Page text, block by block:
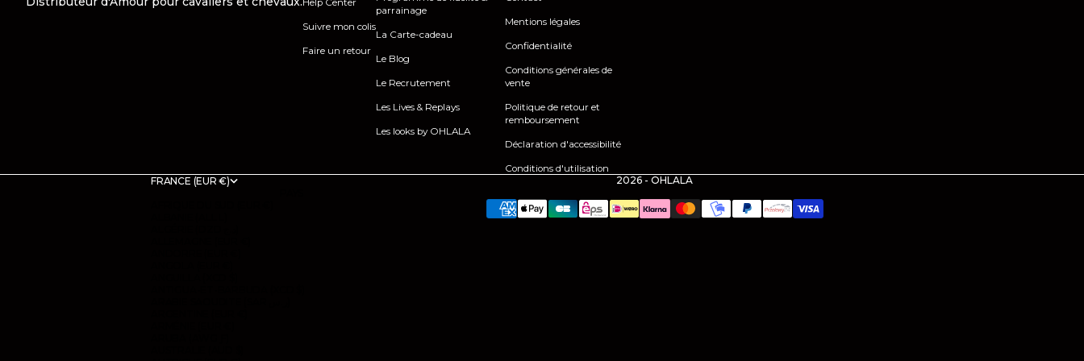
Help Center
Suivre mon colis
Faire un retour
parrainage
La Carte-cadeau
Le Blog
Le Recrutement
Les Lives & Replays
Les looks by OHLALA
Mentions légales
Confidentialité
Conditions générales de
vente
Politique de retour et
remboursement
Déclaration d'accessibilité
Conditions d'utilisation
FRANCE (EUR €)
2026 - OHLALA